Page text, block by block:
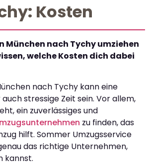
Kosten
München nach Tychy umziehen
welche Kosten dich dabei
nach Tychy kann eine
stressige Zeit sein. Vor allem,
ein zuverlässiges und
zu finden, das
hilft. Sommer Umzugsservice
das richtige Unternehmen,
kannst.